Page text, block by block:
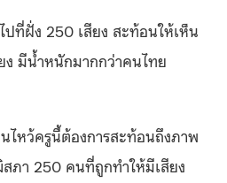
ปที่ฝั่ง 250 เสียง สะท้อนให้เห็น
ง มีน้ำหนักมากกว่าคนไทย
ไหว้ครูนี้ต้องการสะท้อนถึงภาพ
ภา 250 คนที่ถูกทำให้มีเสียง